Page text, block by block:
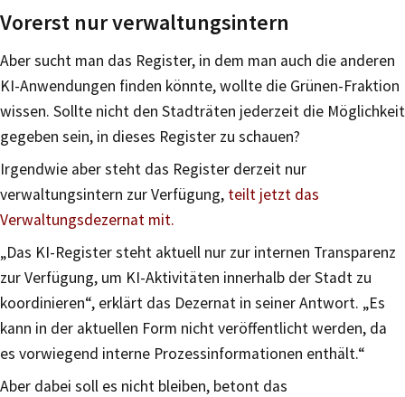
Vorerst nur verwaltungsintern
Aber sucht man das Register, in dem man auch die anderen
KI-Anwendungen finden könnte, wollte die Grünen-Fraktion
wissen. Sollte nicht den Stadträten jederzeit die Möglichkeit
gegeben sein, in dieses Register zu schauen?
Irgendwie aber steht das Register derzeit nur
verwaltungsintern zur Verfügung, teilt jetzt das
Verwaltungsdezernat mit.
„Das KI-Register steht aktuell nur zur internen Transparenz
zur Verfügung, um KI-Aktivitäten innerhalb der Stadt zu
koordinieren“, erklärt das Dezernat in seiner Antwort. „Es
kann in der aktuellen Form nicht veröffentlicht werden, da
es vorwiegend interne Prozessinformationen enthält.“
Aber dabei soll es nicht bleiben, betont das